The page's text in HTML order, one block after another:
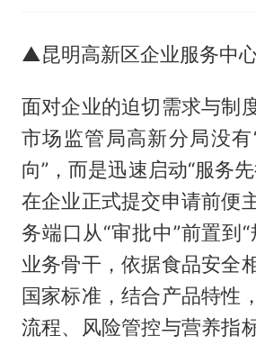
▲昆明高新区企业服务中心
面对企业的迫切需求与制
市场监管局高新分局没有
向”，而是迅速启动“服务先
在企业正式提交申请前便
务端口从“审批中”前置到
业务骨干，依据食品安全
国家标准，结合产品特性
流程、风险管控与营养指